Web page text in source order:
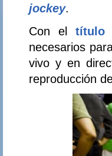
jockey.
Con el título
necesarios
vivo y en
reproducción